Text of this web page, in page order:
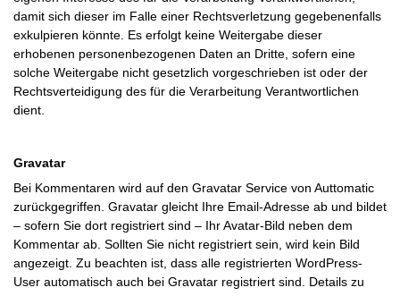
damit sich dieser im Falle einer Rechtsverletzung gegebenenfalls
exkulpieren könnte. Es erfolgt keine Weitergabe dieser
erhobenen personenbezogenen Daten an Dritte, sofern eine
solche Weitergabe nicht gesetzlich vorgeschrieben ist oder der
Rechtsverteidigung des für die Verarbeitung Verantwortlichen
dient.
Gravatar
Bei Kommentaren wird auf den Gravatar Service von Auttomatic
zurückgegriffen. Gravatar gleicht Ihre Email-Adresse ab und bildet
– sofern Sie dort registriert sind – Ihr Avatar-Bild neben dem
Kommentar ab. Sollten Sie nicht registriert sein, wird kein Bild
angezeigt. Zu beachten ist, dass alle registrierten WordPress-
User automatisch auch bei Gravatar registriert sind. Details zu